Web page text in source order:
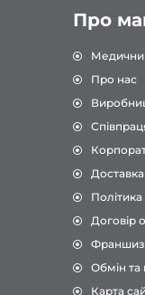
Про
Про нас
Договір
Обмін та
Карта